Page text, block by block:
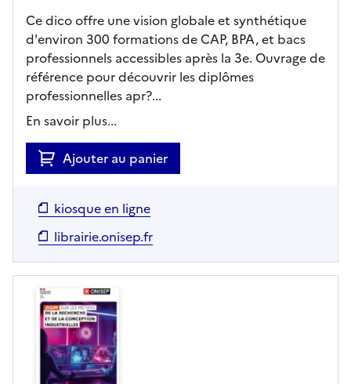
Ce dico offre une vision globale et synthétique
d'environ 300 formations de CAP, BPA, et bacs
professionnels accessibles après la 3e. Ouvrage de
référence pour découvrir les diplômes
professionnelles apr?...
En savoir plus...
Ajouter au panier
kiosque en ligne
librairie.onisep.fr